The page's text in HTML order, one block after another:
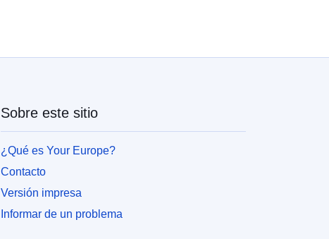
Sobre este sitio
¿Qué es Your Europe?
Contacto
Versión impresa
Informar de un problema